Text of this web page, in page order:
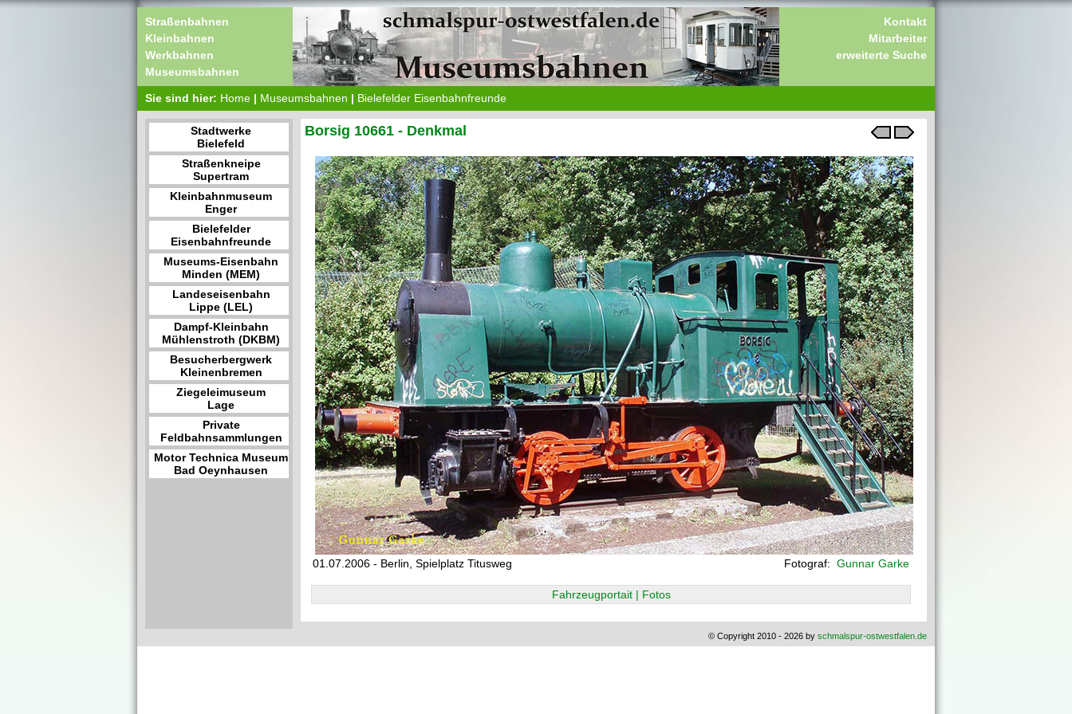
Straßenbahnen
Kleinbahnen
Werkbahnen
Museumsbahnen
Kontakt
Mitarbeiter
erweiterte Suche
Sie sind hier: Home | Museumsbahnen | Bielefelder Eisenbahnfreunde
Stadtwerke
Bielefeld
Straßenkneipe
Supertram
Kleinbahnmuseum
Enger
Bielefelder
Eisenbahnfreunde
Museums-Eisenbahn
Minden (MEM)
Landeseisenbahn
Lippe (LEL)
Dampf-Kleinbahn
Mühlenstroth (DKBM)
Besucherbergwerk
Kleinenbremen
Ziegeleimuseum
Lage
Private
Feldbahnsammlungen
Motor Technica Museum
Bad Oeynhausen
Borsig 10661 - Denkmal
01.07.2006 - Berlin, Spielplatz Titusweg Fotograf: Gunnar Garke
Fahrzeugportait | Fotos
© Copyright 2010 - 2026 by schmalspur-ostwestfalen.de